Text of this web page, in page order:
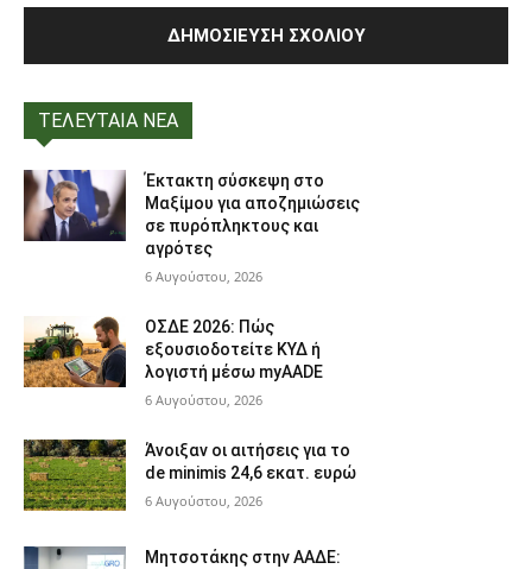
ΤΕΛΕΥΤΑΙΑ ΝΕΑ
Έκτακτη σύσκεψη στο
Μαξίμου για αποζημιώσεις
σε πυρόπληκτους και
αγρότες
6 Αυγούστου, 2026
ΟΣΔΕ 2026: Πώς
εξουσιοδοτείτε ΚΥΔ ή
λογιστή μέσω myAADE
6 Αυγούστου, 2026
Άνοιξαν οι αιτήσεις για το
de minimis 24,6 εκατ. ευρώ
6 Αυγούστου, 2026
Μητσοτάκης στην ΑΑΔΕ: